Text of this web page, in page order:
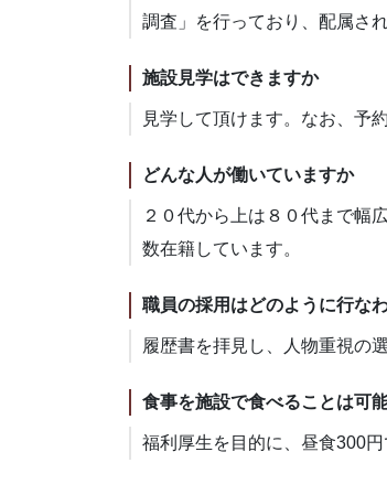
調査」を行っており、配属さ
施設見学はできますか
見学して頂けます。なお、予
どんな人が働いていますか
２０代から上は８０代まで幅
数在籍しています。
職員の採用はどのように行な
履歴書を拝見し、人物重視の
食事を施設で食べることは可
福利厚生を目的に、昼食300